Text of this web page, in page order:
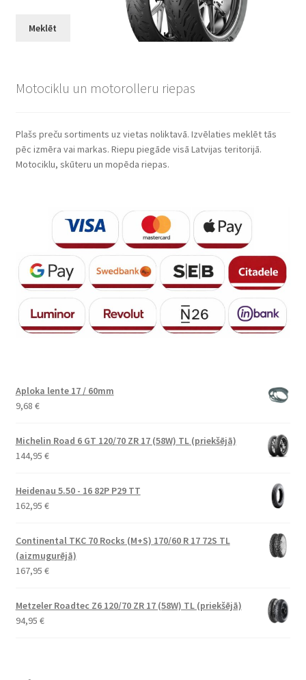
Meklēt
Motociklu un motorolleru riepas
Plašs preču sortiments uz vietas noliktavā. Izvēlaties meklēt tās
pēc izmēra vai markas. Riepu piegāde visā Latvijas teritorijā.
Motociklu, skūteru un mopēda riepas.
Aploka lente 17 / 60mm
9,68 €
Michelin Road 6 GT 120/70 ZR 17 (58W) TL (priekšējā)
144,95 €
Heidenau 5.50 - 16 82P P29 TT
162,95 €
Continental TKC 70 Rocks (M+S) 170/60 R 17 72S TL
(aizmugurējā)
167,95 €
Metzeler Roadtec Z6 120/70 ZR 17 (58W) TL (priekšējā)
94,95 €